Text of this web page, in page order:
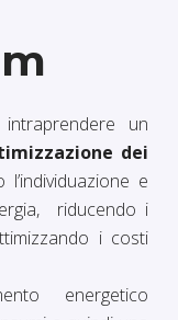
un
dei
e
riducendo i
i costi
energetico